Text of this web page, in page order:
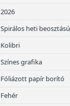
2026
Spirálos heti beosztású
Kolibri
Színes grafika
Fóliázott papír borító
Fehér